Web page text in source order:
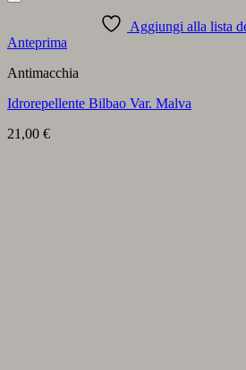
Aggiungi alla lista
Anteprima
Antimacchia
Idrorepellente Bilbao Var. Malva
21,00 €